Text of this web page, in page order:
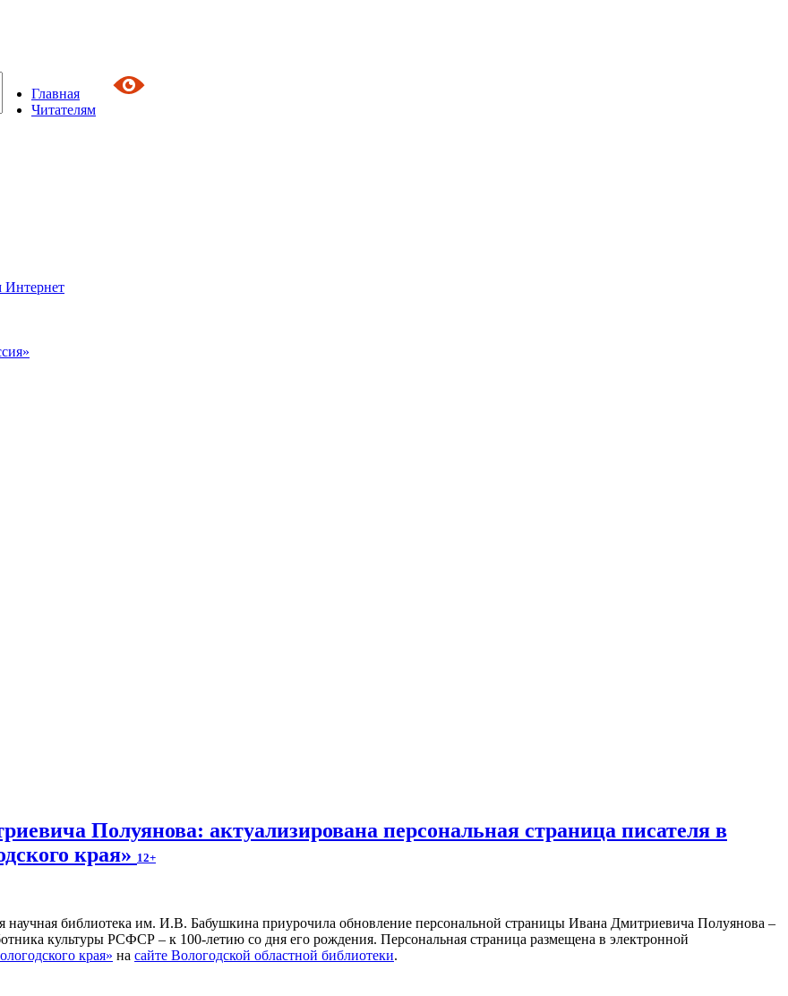
Главная
Читателям
Интернет
Полуянова: актуализирована персональная страница писателя в
края» 12+
научная библиотека им. И.В. Бабушкина приурочила обновление персональной страницы Ивана Дмитриевича Полуянова –
культуры РСФСР – к 100‑летию со дня его рождения. Персональная страница размещена в электронной
края» на сайте Вологодской областной библиотеки.